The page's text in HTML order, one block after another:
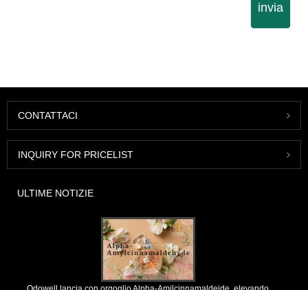
invia
CONTATTACI
INQUIRY FOR PRICELIST
ULTIME NOTIZIE